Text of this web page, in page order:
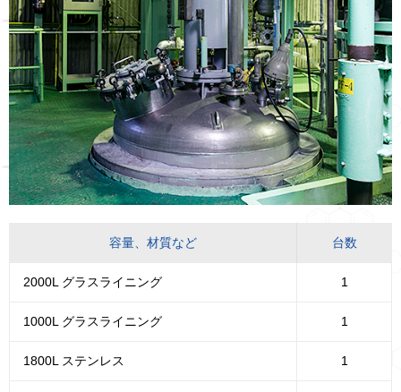
容量、材質など 台数
2000L グラスライニング 1
1000L グラスライニング 1
1800L ステンレス 1